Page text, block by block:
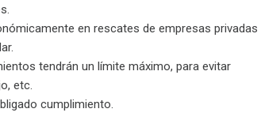
en rescates de empresas privadas
tendrán un límite máximo, para evitar
etc.
cumplimiento.